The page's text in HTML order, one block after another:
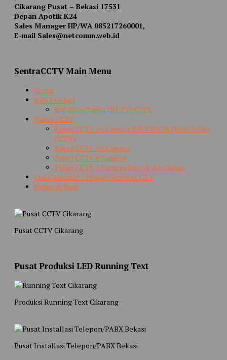
Cikarang Pusat – Bekasi 17531
Depan Apotik K24
Sales Manager HP/WA 085217260001,
E-mail Sales@netcomm.web.id
SentraCCTV Main Menu
Home
Info Product
Hikvision Turbo HD-TVI CCTV
Paket CCTV
Paket CCTV 16 Camera HIKVISION (Best Seller
CCTV)
Paket CCTV 16 Camera
Paket CCTV 8 Camera
Paket CCTV 4 Camera Hilook dan Dahua
Our Customer / Project Sentra CCTV
Hubungi Kami
Pusat CCTV Cikarang
Pusat Produksi LED Running Text
Produksi Running Text Cikarang
Pusat Installasi Telepon/PABX Bekasi